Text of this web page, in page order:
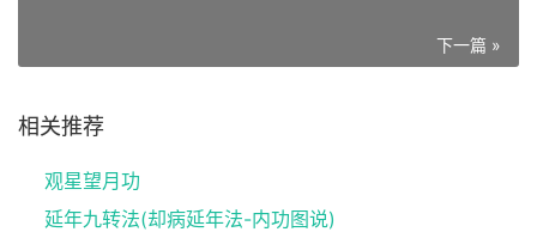
下一篇 »
相关推荐
观星望月功
延年九转法(却病延年法-内功图说)